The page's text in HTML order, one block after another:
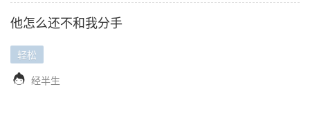
他怎么还不和我分手
轻松
 经半生